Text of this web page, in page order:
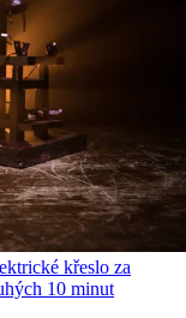
křeslo za
10 minut